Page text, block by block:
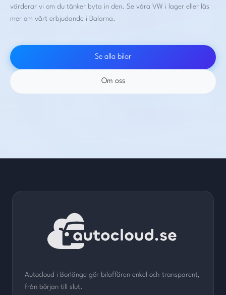
värderar vi om du tänker byta in den. Se våra VW i lager eller läs
mer om vårt erbjudande i Dalarna .
Se alla bilar
Om oss
Autocloud i Borlänge gör bilaffären enkel och transparent,
från början till slut.